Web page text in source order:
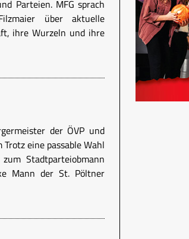
Parteien. MFG sprach
über aktuelle
ihre Wurzeln und ihre
der ÖVP und
eine passable Wahl
Stadtparteiobmann
Mann der St. Pöltner